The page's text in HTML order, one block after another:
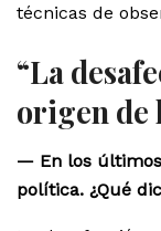
técnicas de
“La
origen de
— En los
política. ¿Qué